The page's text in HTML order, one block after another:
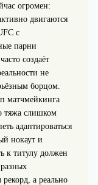
огромен:
двигаются
с
парни
создаёт
не
борцом.
матчмейкинга
тяжа слишком
адаптироваться
нокаут и
к титулу должен
а реально